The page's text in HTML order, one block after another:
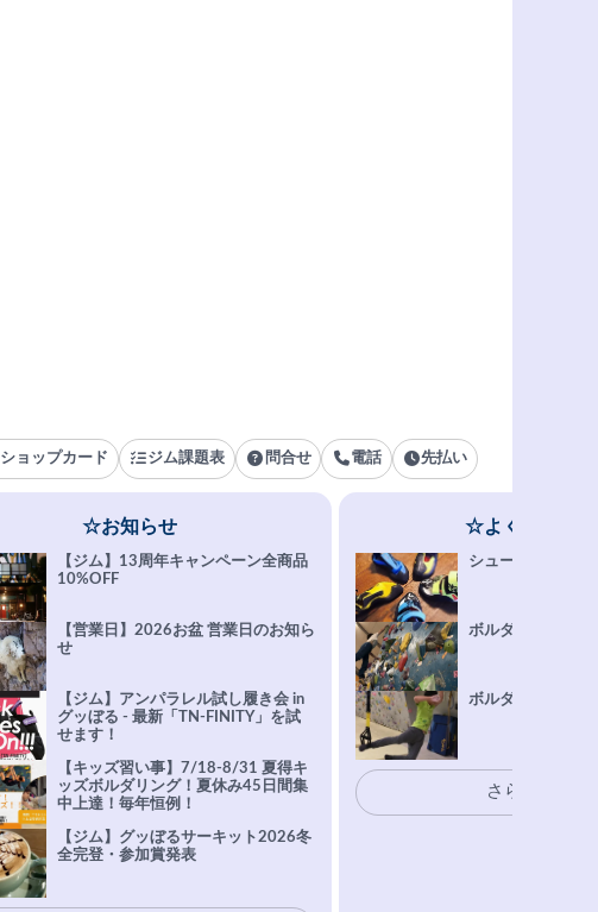
ショップカード ジム課題表 問合せ 電話 先払い
☆お知らせ
【ジム】13周年キャンペーン全商品
10%OFF
【営業日】2026お盆 営業日のお知ら
せ
【ジム】アンパラレル試し履き会 in
グッぼる - 最新「TN-FINITY」を試
せます！
【キッズ習い事】7/18-8/31 夏得キ
ッズボルダリング！夏休み45日間集
中上達！毎年恒例！
【ジム】グッぼるサーキット2026冬
全完登・参加賞発表
☆よくある質
シューズ選びFAQ
ボルダリング上達
ボルダリングトレ
さらに表示